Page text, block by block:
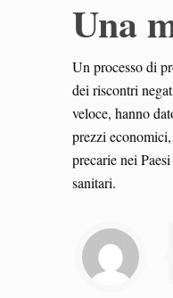
Una
Un processo di
dei riscontri
veloce, hanno
prezzi
precarie nei
sanitari.